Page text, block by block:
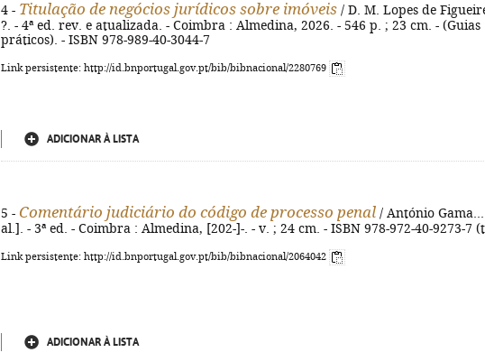
4 - Titulação de negócios jurídicos sobre imóveis / D. M. Lopes de
?. - 4ª ed. rev. e atualizada. - Coimbra : Almedina, 2026. - 546 p. ; 23 cm. - (Guias
práticos). - ISBN 978-989-40-3044-7
Link persistente: http://id.bnportugal.gov.pt/bib/bibnacional/2280769
ADICIONAR À LISTA
5 - Comentário judiciário do código de processo penal / António
al.]. - 3ª ed. - Coimbra : Almedina, [202-]-. - v. ; 24 cm. - ISBN 978-972-40-9273-7
Link persistente: http://id.bnportugal.gov.pt/bib/bibnacional/2064042
ADICIONAR À LISTA